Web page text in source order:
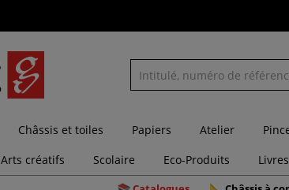
Châssis et toiles Papiers Atelier
Arts créatifs Scolaire Eco-Produits